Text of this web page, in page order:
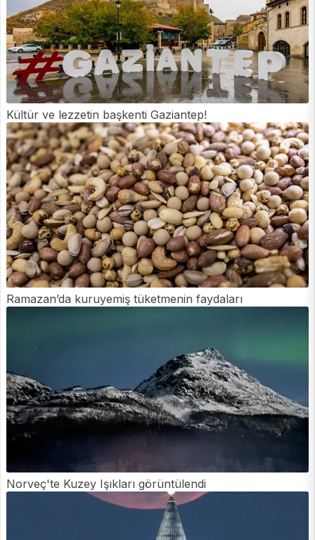
Kültür ve lezzetin başkenti Gaziantep!
Ramazan’da kuruyemiş tüketmenin faydaları
Norveç'te Kuzey Işıkları görüntülendi